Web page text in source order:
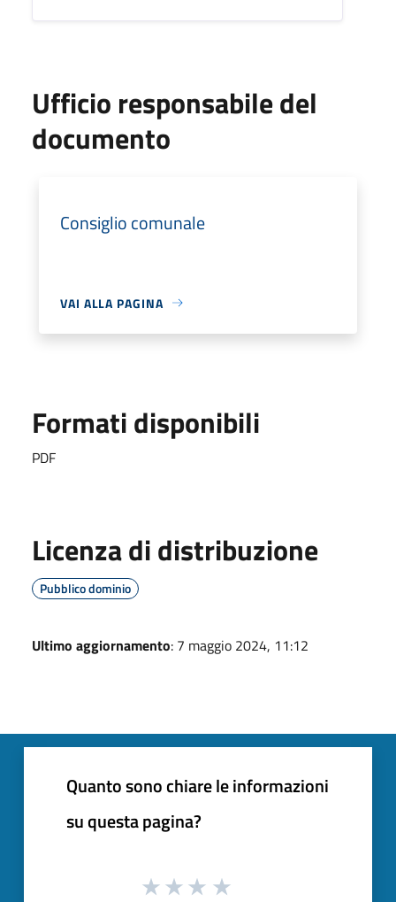
Ufficio responsabile del
documento
Consiglio comunale
VAI ALLA PAGINA
Formati disponibili
PDF
Licenza di distribuzione
Pubblico dominio
Ultimo aggiornamento: 7 maggio 2024, 11:12
Quanto sono chiare le informazioni
su questa pagina?